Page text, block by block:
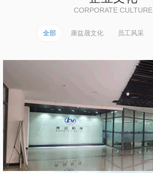
CORPORATE CULTURE
全部 康益晟文化 员工风采